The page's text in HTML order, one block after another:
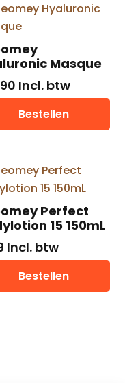
Masque
Incl. btw
Bestellen
Perfect
15 150mL
Incl. btw
Bestellen